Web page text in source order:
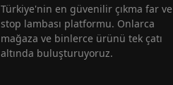
Türkiye'nin en güvenilir çıkma far ve
stop lambası platformu. Onlarca
mağaza ve binlerce ürünü tek çatı
altında buluşturuyoruz.